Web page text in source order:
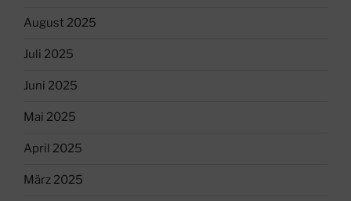
August 2025
Juli 2025
Juni 2025
Mai 2025
April 2025
März 2025